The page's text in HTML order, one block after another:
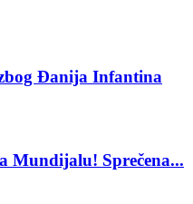
Đanija Infantina
Mundijalu! Sprečena...